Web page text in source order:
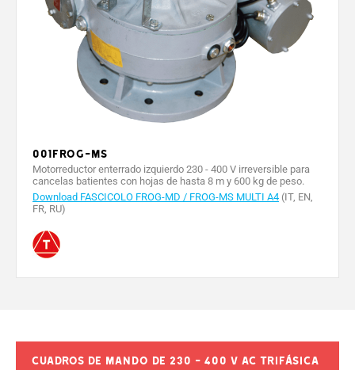
001FROG-MS
Motorreductor enterrado izquierdo 230 - 400 V irreversible para
cancelas batientes con hojas de hasta 8 m y 600 kg de peso.
Download FASCICOLO FROG-MD / FROG-MS MULTI A4 (IT, EN,
FR, RU)
Cuadros de mando de 230 - 400 V AC trifásica